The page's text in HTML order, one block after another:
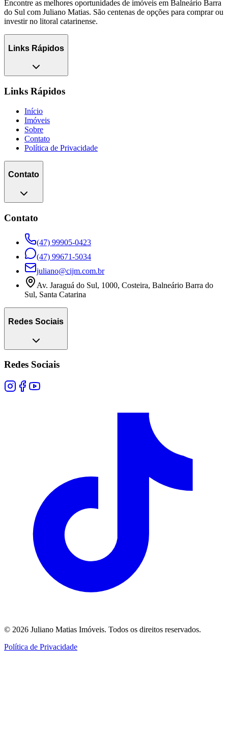
Encontre as melhores oportunidades de imóveis em Balneário Barra
do Sul com Juliano Matias. São centenas de opções para comprar ou
investir no litoral catarinense.
Links Rápidos
Links Rápidos
Início
Imóveis
Sobre
Contato
Política de Privacidade
Contato
Contato
(47) 99905-0423
(47) 99671-5034
juliano@cijm.com.br
Av. Jaraguá do Sul, 1000, Costeira, Balneário Barra do
Sul, Santa Catarina
Redes Sociais
Redes Sociais
© 2026 Juliano Matias Imóveis. Todos os direitos reservados.
Política de Privacidade